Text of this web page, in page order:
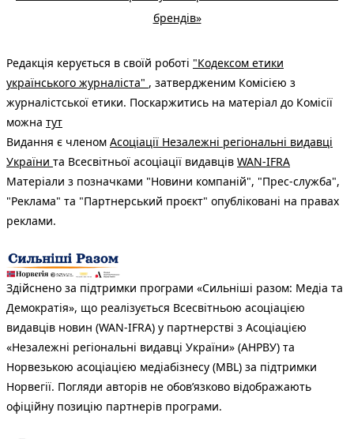
брендів»
Редакція керується в своїй роботі "Кодексом етики
українського журналіста" , затвердженим Комісією з
журналістської етики. Поскаржитись на матеріал до Комісії
можна тут
Видання є членом Асоціації Незалежні регіональні видавці
України та Всесвітньої асоціації видавців WAN-IFRA
Матеріали з позначками "Новини компаній", "Прес-служба",
"Реклама" та "Партнерський проєкт" опубліковані на правах
реклами.
Здійснено за підтримки програми «Сильніші разом: Медіа та
Демократія», що реалізується Всесвітньою асоціацією
видавців новин (WAN-IFRA) у партнерстві з Асоціацією
«Незалежні регіональні видавці України» (АНРВУ) та
Норвезькою асоціацією медіабізнесу (MBL) за підтримки
Норвегії. Погляди авторів не обов’язково відображають
офіційну позицію партнерів програми.